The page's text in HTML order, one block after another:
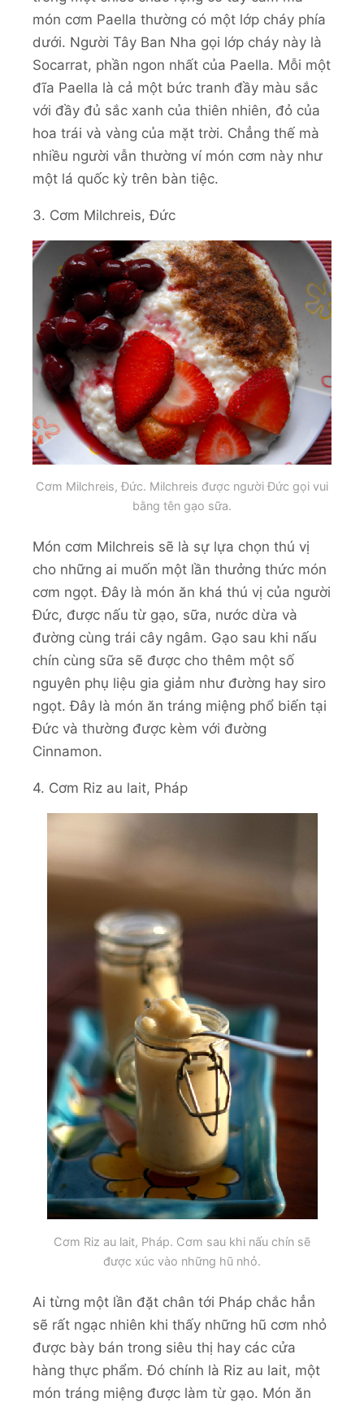
món cơm Paella thường có một lớp cháy phía
dưới. Người Tây Ban Nha gọi lớp cháy này là
Socarrat, phần ngon nhất của Paella. Mỗi một
đĩa Paella là cả một bức tranh đầy màu sắc
với đầy đủ sắc xanh của thiên nhiên, đỏ của
hoa trái và vàng của mặt trời. Chẳng thế mà
nhiều người vẫn thường ví món cơm này như
một lá quốc kỳ trên bàn tiệc.
3. Cơm Milchreis, Đức
Cơm Milchreis, Đức. Milchreis được người Đức gọi vui
bằng tên gạo sữa.
Món cơm Milchreis sẽ là sự lựa chọn thú vị
cho những ai muốn một lần thưởng thức món
cơm ngọt. Đây là món ăn khá thú vị của người
Đức, được nấu từ gạo, sữa, nước dừa và
đường cùng trái cây ngâm. Gạo sau khi nấu
chín cùng sữa sẽ được cho thêm một số
nguyên phụ liệu gia giảm như đường hay siro
ngọt. Đây là món ăn tráng miệng phổ biến tại
Đức và thường được kèm với đường
Cinnamon.
4. Cơm Riz au lait, Pháp
Cơm Riz au lait, Pháp. Cơm sau khi nấu chín sẽ
được xúc vào những hũ nhỏ.
Ai từng một lần đặt chân tới Pháp chắc hẳn
sẽ rất ngạc nhiên khi thấy những hũ cơm nhỏ
được bày bán trong siêu thị hay các cửa
hàng thực phẩm. Đó chính là Riz au lait, một
món tráng miệng được làm từ gạo. Món ăn